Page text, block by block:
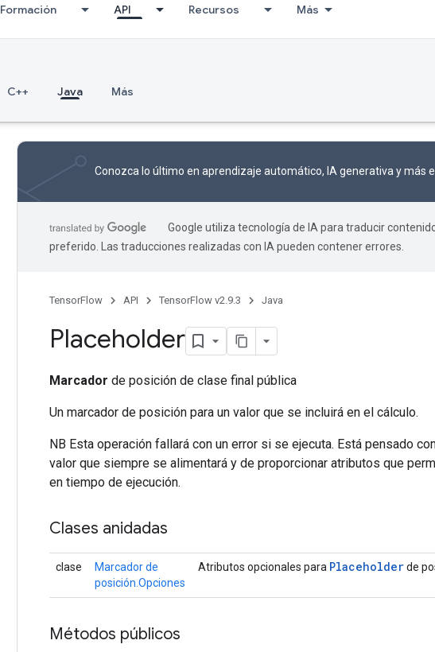
Formación API Recursos Más
C++ Java Más
Conozca lo último en aprendizaje automático, IA generativa y más
Google utiliza tecnología de IA para traducir
preferido. Las traducciones realizadas con IA pueden contener errores.
TensorFlow API TensorFlow v2.9.3 Java
Placeholder
Marcador de posición de clase final pública
Un marcador de posición para un valor que se incluirá en el cálculo.
NB Esta operación fallará con un error si se ejecuta. Está pensado
valor que siempre se alimentará y de proporcionar atributos que
en tiempo de ejecución.
Clases anidadas
clase
Marcador de
posición.Opciones
Atributos opcionales para Placeholderde
Métodos públicos